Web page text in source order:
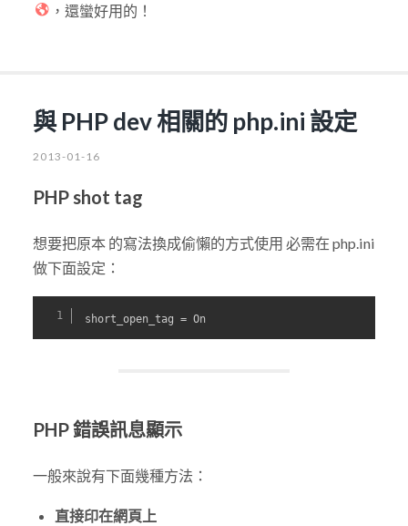
，還蠻好用的！
與 PHP dev 相關的 php.ini 設定
2013-01-16
PHP shot tag
想要把原本 的寫法換成偷懶的方式使用 必需在 php.ini
做下面設定：
short_open_tag = On
PHP 錯誤訊息顯示
一般來說有下面幾種方法：
直接印在網頁上